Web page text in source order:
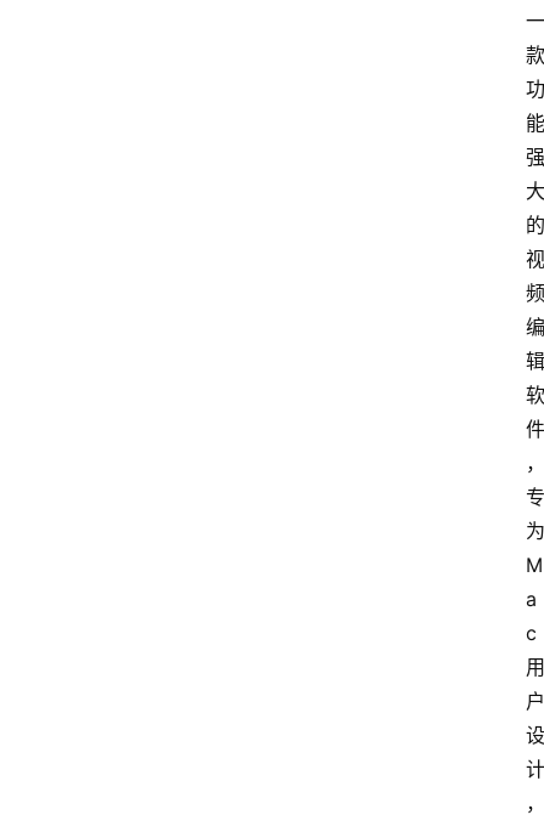
一
款
功
能
强
大
的
视
频
编
辑
软
件
，
专
为
M
a
c
用
户
设
计
，